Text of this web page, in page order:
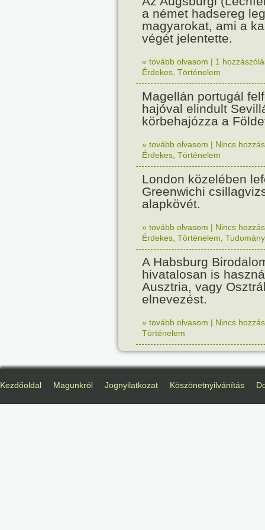
a német hadsereg
magyarokat, ami a
végét jelentette.
» tovább olvasom | 1
Érdekes Történelem
Magellán portugál
hajóval elindult
körbehajózza a
» tovább olvasom | Nincs
Érdekes Történelem
London közelében
Greenwichi
alapkövét.
» tovább olvasom | Nincs
Érdekes Történelem Tudomány
A Habsburg
hivatalosan is
Ausztria, vagy
elnevezést.
» tovább olvasom | Nincs
Történelem
Kezdőoldal Magunkról Jognyilatkozat Köszönetnyilvánítás